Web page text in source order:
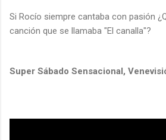
Si Rocío siempre cantaba con pasión
canción que se llamaba "El canalla"?
Super Sábado Sensacional,